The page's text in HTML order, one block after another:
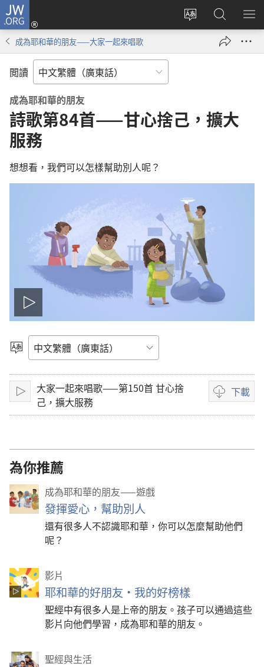
JW.ORG
更
登
錄
（開
搜
尋
JW.ORG
顯
成為耶和華的朋友——大家一起來唱歌
閲讀
成為耶和華的朋友
詩歌第84首——甘心捨己，擴大
服務
想想看，我們可以怎樣幫助別人呢？
播
放
影
片
選
語
言
播
放
大家一起來唱歌——第150首 甘心捨
己，擴大服務
下載
錄
影
為你推薦
成為耶和華的朋友——遊戲
發揮愛心，幫助別人
還有很多人不認識耶和華，你可以怎麼幫助他們
呢？
影片
耶和華的好朋友·我的好榜樣
聖經中有很多人是上帝的朋友。孩子可以通過這些
影片向他們學習，成為耶和華的朋友。
聖經與生活